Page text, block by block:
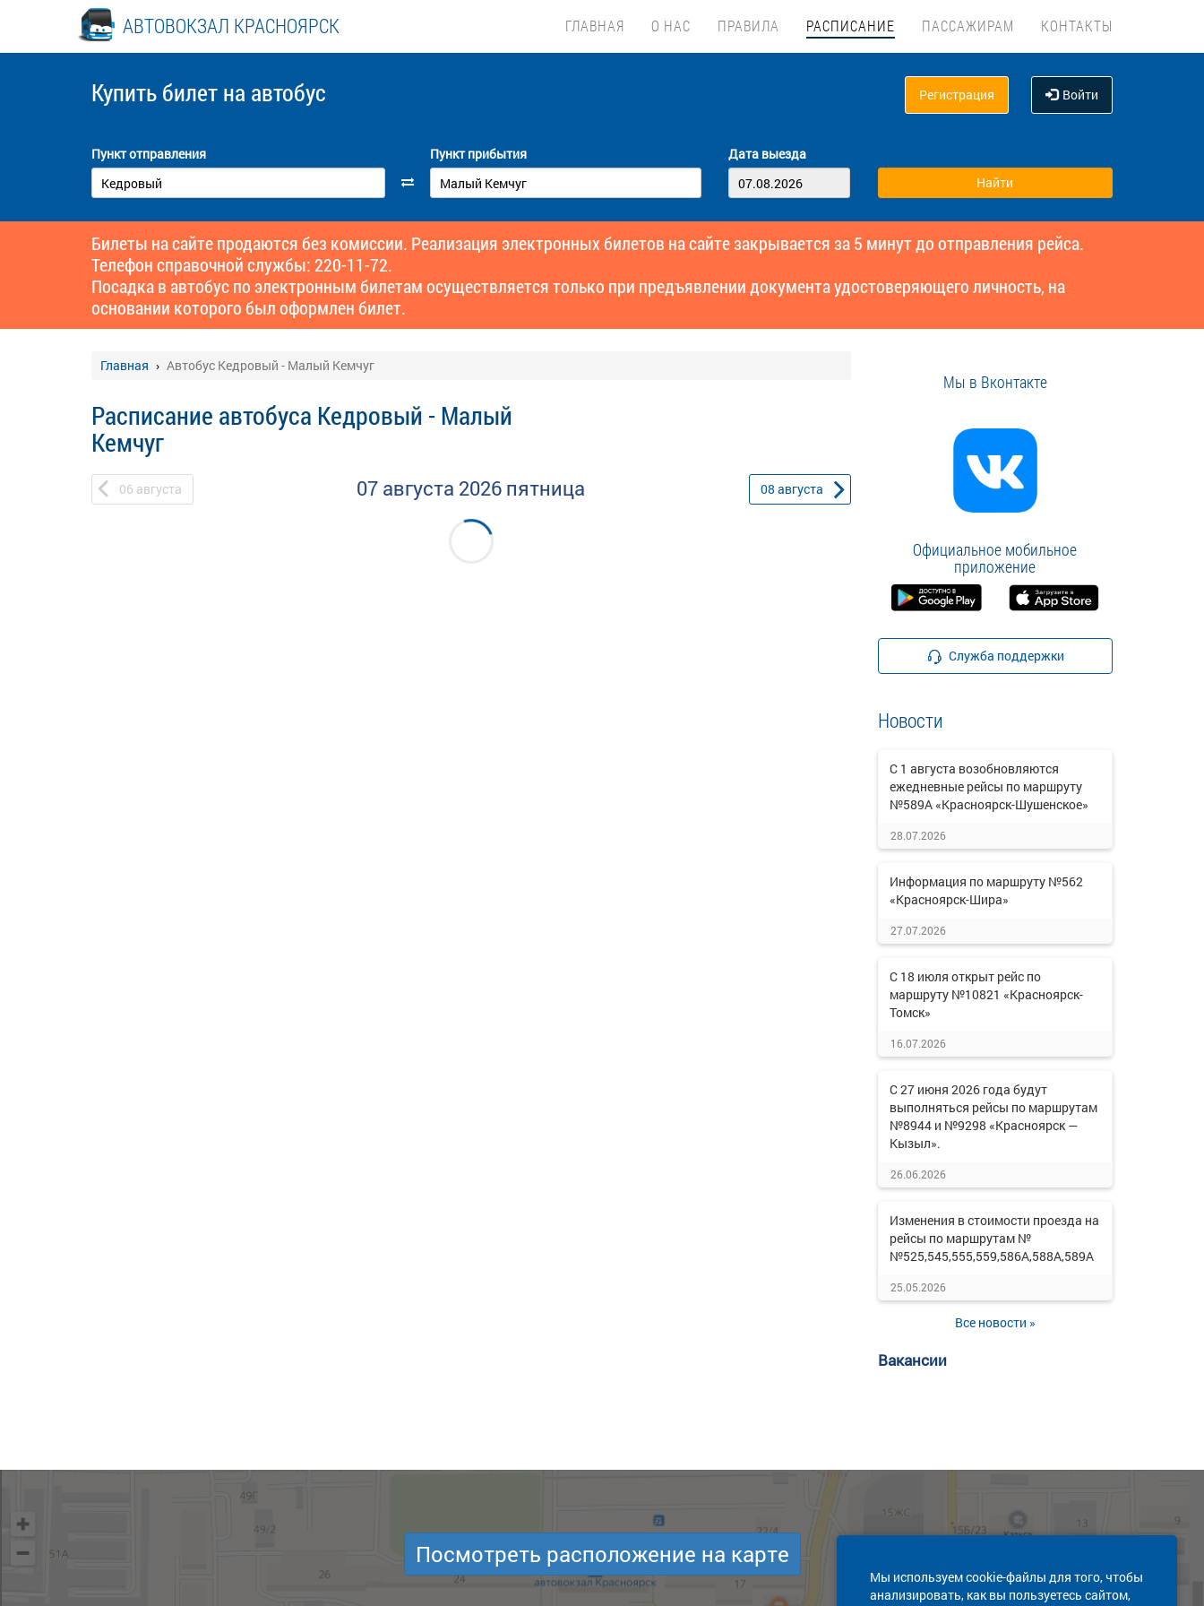
АВТОВОКЗАЛ КРАСНОЯРСК ГЛАВНАЯ О НАС ПРАВИЛА РАСПИСАНИЕ ПАССАЖИРАМ КОНТАКТЫ
Купить билет на автобус Регистрация Войти
Пункт отправления Пункт прибытия Дата выезда
Билеты на сайте продаются без комиссии. Реализация электронных билетов на сайте закрывается за 5 минут до отправления рейса.
Телефон справочной службы: 220-11-72.
Посадка в автобус по электронным билетам осуществляется только при предъявлении документа удостоверяющего личность, на
основании которого был оформлен билет.
Главная Автобус Кедровый - Малый Кемчуг
Расписание автобуса Кедровый - Малый
Кемчуг
06 августа 07 августа 2026 пятница 08 августа
Мы в Вконтакте
Официальное мобильное
приложение
Служба поддержки
Новости
С 1 августа возобновляются
ежедневные рейсы по маршруту
№589А «Красноярск-Шушенское»
28.07.2026
Информация по маршруту №562
«Красноярск-Шира»
27.07.2026
С 18 июля открыт рейс по
маршруту №10821 «Красноярск-
Томск»
16.07.2026
С 27 июня 2026 года будут
выполняться рейсы по маршрутам
№8944 и №9298 «Красноярск —
Кызыл».
26.06.2026
Изменения в стоимости проезда на
рейсы по маршрутам №
№525,545,555,559,586А,588А,589А
25.05.2026
Все новости »
Вакансии
Мы используем cookie-файлы для того, чтобы
анализировать, как вы пользуетесь сайтом,
Посмотреть расположение на карте